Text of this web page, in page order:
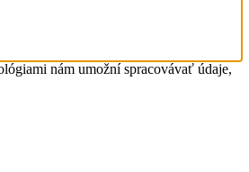
nám umožní spracovávať údaje,